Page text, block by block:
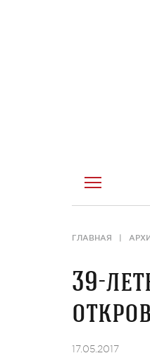
ГЛАВНАЯ
39-
17.05.2017